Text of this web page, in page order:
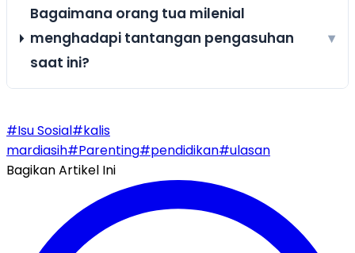
Bagaimana orang tua milenial
menghadapi tantangan pengasuhan
saat ini?
▾
#Isu Sosial#kalis
mardiasih#Parenting#pendidikan#ulasan
Bagikan Artikel Ini